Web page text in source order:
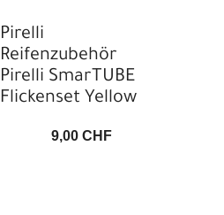
Pirelli
Reifenzubehör
Pirelli SmarTUBE
Flickenset Yellow
9,00 CHF